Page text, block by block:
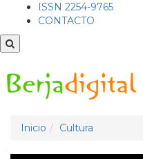
ISSN 2254-9765
CONTACTO
Inicio Cultura